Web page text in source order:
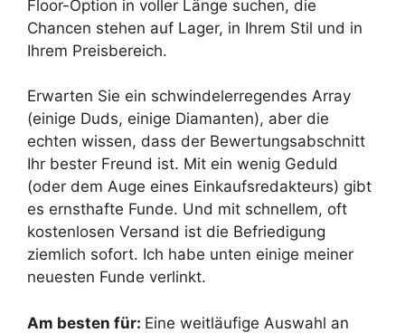
Floor-Option in voller Länge suchen, die
Chancen stehen auf Lager, in Ihrem Stil und in
Ihrem Preisbereich.
Erwarten Sie ein schwindelerregendes Array
(einige Duds, einige Diamanten), aber die
echten wissen, dass der Bewertungsabschnitt
Ihr bester Freund ist. Mit ein wenig Geduld
(oder dem Auge eines Einkaufsredakteurs) gibt
es ernsthafte Funde. Und mit schnellem, oft
kostenlosen Versand ist die Befriedigung
ziemlich sofort. Ich habe unten einige meiner
neuesten Funde verlinkt.
Am besten für: Eine weitläufige Auswahl an